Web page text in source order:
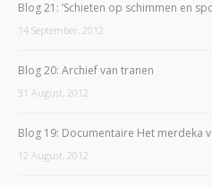
Blog 21: ‘Schieten op schimmen en
14 September, 2012
Blog 20: Archief van tranen
31 August, 2012
Blog 19: Documentaire Het merdeka
12 August, 2012